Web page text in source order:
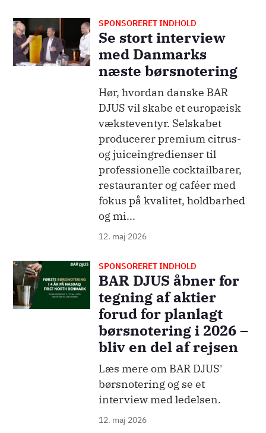
Billede SPONSORERET INDHOLD
Se stort interview
med Danmarks
næste børsnotering
Hør, hvordan danske BAR
DJUS vil skabe et europæisk
væksteventyr. Selskabet
producerer premium citrus-
og juiceingredienser til
professionelle cocktailbarer,
restauranter og caféer med
fokus på kvalitet, holdbarhed
og mi...
12. maj 2026
Billede SPONSORERET INDHOLD
BAR DJUS åbner for
tegning af aktier
forud for planlagt
børsnotering i 2026 –
bliv en del af rejsen
Læs mere om BAR DJUS'
børsnotering og se et
interview med ledelsen.
12. maj 2026